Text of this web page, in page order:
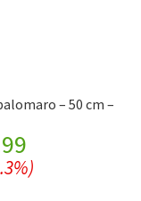
– 50 cm –
Current
price